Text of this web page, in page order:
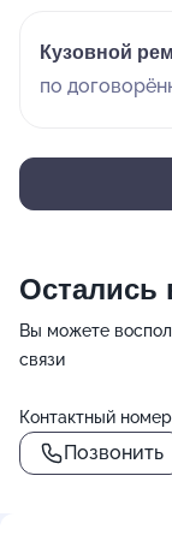
Кузовной
по
Остались
Вы можете
связи
Контактный номер
Позвонить